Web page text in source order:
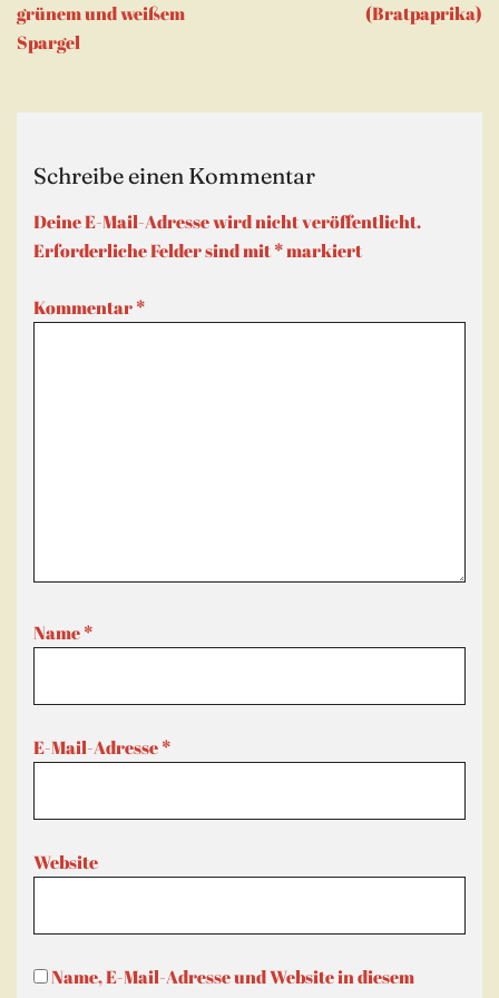
grünem und weißem
Spargel
(Bratpaprika)
Schreibe einen Kommentar
Deine E-Mail-Adresse wird nicht veröffentlicht.
Erforderliche Felder sind mit*markiert
Kommentar*
Name*
E-Mail-Adresse*
Website
Name, E-Mail-Adresse und Website in diesem